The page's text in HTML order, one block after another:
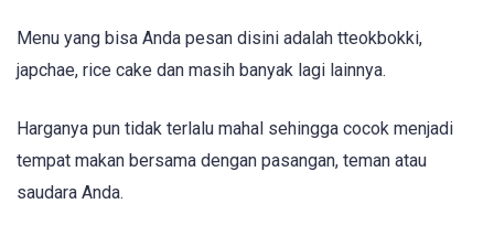
Menu yang bisa Anda pesan disini adalah tteokbokki,
japchae, rice cake dan masih banyak lagi lainnya.
Harganya pun tidak terlalu mahal sehingga cocok menjadi
tempat makan bersama dengan pasangan, teman atau
saudara Anda.